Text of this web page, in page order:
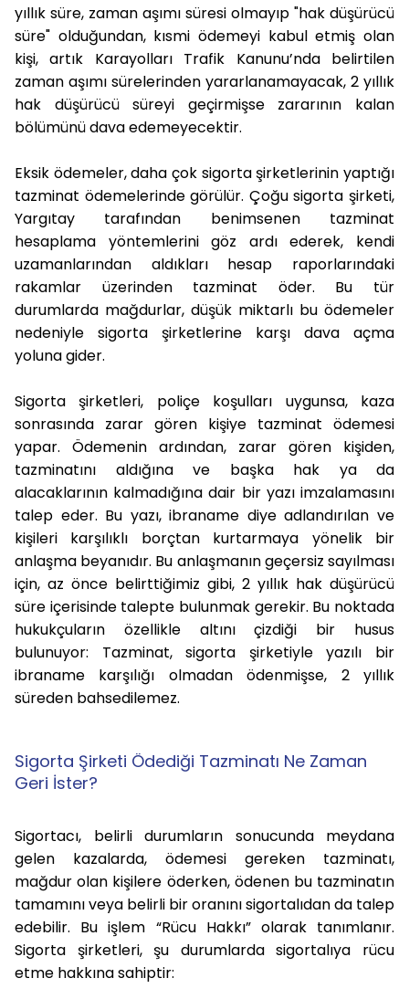
yıllık süre, zaman aşımı süresi olmayıp "hak düşürücü
süre" olduğundan, kısmi ödemeyi kabul etmiş olan
kişi, artık Karayolları Trafik Kanunu’nda belirtilen
zaman aşımı sürelerinden yararlanamayacak, 2 yıllık
hak düşürücü süreyi geçirmişse zararının kalan
bölümünü dava edemeyecektir.
Eksik ödemeler, daha çok sigorta şirketlerinin yaptığı
tazminat ödemelerinde görülür. Çoğu sigorta şirketi,
Yargıtay tarafından benimsenen tazminat
hesaplama yöntemlerini göz ardı ederek, kendi
uzamanlarından aldıkları hesap raporlarındaki
rakamlar üzerinden tazminat öder. Bu tür
durumlarda mağdurlar, düşük miktarlı bu ödemeler
nedeniyle sigorta şirketlerine karşı dava açma
yoluna gider.
Sigorta şirketleri, poliçe koşulları uygunsa, kaza
sonrasında zarar gören kişiye tazminat ödemesi
yapar. Ödemenin ardından, zarar gören kişiden,
tazminatını aldığına ve başka hak ya da
alacaklarının kalmadığına dair bir yazı imzalamasını
talep eder. Bu yazı, ibraname diye adlandırılan ve
kişileri karşılıklı borçtan kurtarmaya yönelik bir
anlaşma beyanıdır. Bu anlaşmanın geçersiz sayılması
için, az önce belirttiğimiz gibi, 2 yıllık hak düşürücü
süre içerisinde talepte bulunmak gerekir. Bu noktada
hukukçuların özellikle altını çizdiği bir husus
bulunuyor: Tazminat, sigorta şirketiyle yazılı bir
ibraname karşılığı olmadan ödenmişse, 2 yıllık
süreden bahsedilemez.
Sigorta Şirketi Ödediği Tazminatı Ne Zaman
Geri İster?
Sigortacı, belirli durumların sonucunda meydana
gelen kazalarda, ödemesi gereken tazminatı,
mağdur olan kişilere öderken, ödenen bu tazminatın
tamamını veya belirli bir oranını sigortalıdan da talep
edebilir. Bu işlem “Rücu Hakkı” olarak tanımlanır.
Sigorta şirketleri, şu durumlarda sigortalıya rücu
etme hakkına sahiptir: